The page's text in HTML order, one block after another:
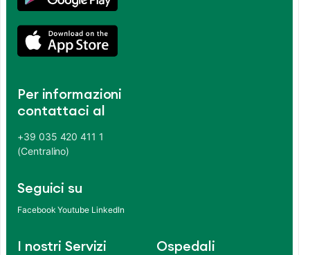
Per informazioni
contattaci al
+39 035 420 411 1
(Centralino)
Seguici su
Facebook Youtube LinkedIn
I nostri Servizi
Ospedali